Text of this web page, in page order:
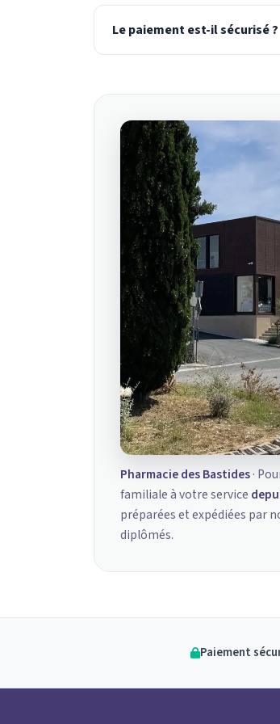
Le paiement est-il sécurisé ?
Pharmacie des Bastides·
familiale à votre service
préparées et expédiées par
diplômés.
Paiement